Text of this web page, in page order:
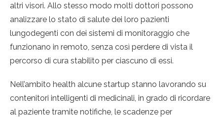
altri visori. Allo stesso modo molti dottori possono
analizzare lo stato di salute dei loro pazienti
lungodegenti con dei sistemi di monitoraggio che
funzionano in remoto, senza così perdere di vista il
percorso di cura stabilito per ciascuno di essi.
Nell’ambito health alcune startup stanno lavorando su
contenitori intelligenti di medicinali, in grado di ricordare
al paziente tramite notifiche, le scadenze per